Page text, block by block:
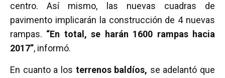
centro. Así mismo, las nuevas cuadras de
pavimento implicarán la construcción de 4 nuevas
rampas. “En total, se harán 1600 rampas hacia
2017”, informó.
En cuanto a los terrenos baldíos, se adelantó que